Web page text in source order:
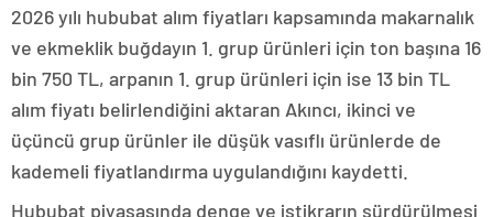
2026 yılı hububat alım fiyatları kapsamında makarnalık
ve ekmeklik buğdayın 1. grup ürünleri için ton başına 16
bin 750 TL, arpanın 1. grup ürünleri için ise 13 bin TL
alım fiyatı belirlendiğini aktaran Akıncı, ikinci ve
üçüncü grup ürünler ile düşük vasıflı ürünlerde de
kademeli fiyatlandırma uygulandığını kaydetti.
Hububat piyasasında denge ve istikrarın sürdürülmesi